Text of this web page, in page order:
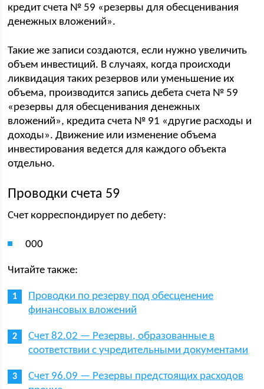
кредит счета № 59 «резервы для обесценивания
денежных вложений».
Такие же записи создаются, если нужно увеличить
объем инвестиций. В случаях, когда происходи
ликвидация таких резервов или уменьшение их
объема, производится запись дебета счета № 59
«резервы для обесценивания денежных
вложений», кредита счета № 91 «другие расходы и
доходы». Движение или изменение объема
инвестирования ведется для каждого объекта
отдельно.
Проводки счета 59
Счет корреспондирует по дебету:
000
Читайте также:
Проводки по резерву под обесценение
финансовых вложений
Счет 82.02 — Резервы, образованные в
соответствии с учредительными документами
Счет 96.09 — Резервы предстоящих расходов